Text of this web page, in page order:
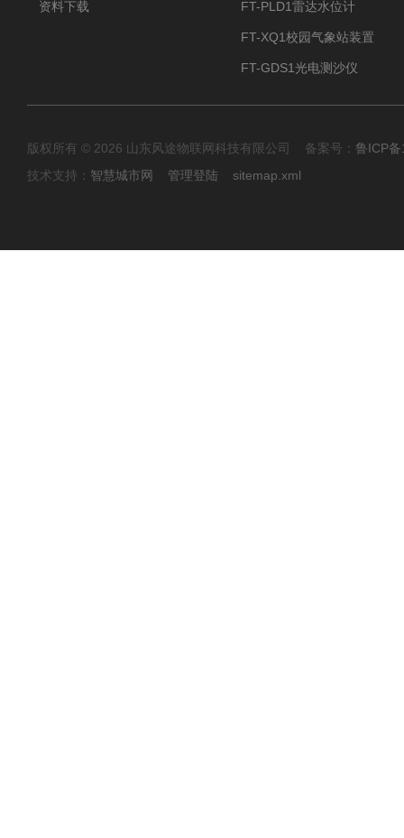
资料下载 FT-PLD1雷达水位计
FT-XQ1校园气象站装置
FT-GDS1光电测沙仪
版权所有 © 2026 山东风途物联网科技有限公司 备案号： 鲁ICP
技术支持： 智慧城市网 管理登陆 sitemap.xml